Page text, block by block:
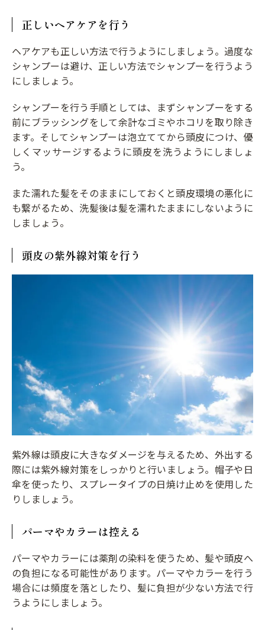
正しいヘアケアを行う
ヘアケアも正しい方法で行うようにしましょう。過度な
シャンプーは避け、正しい方法でシャンプーを行うよう
にしましょう。
シャンプーを行う手順としては、まずシャンプーをする
前にブラッシングをして余計なゴミやホコリを取り除き
ます。そしてシャンプーは泡立ててから頭皮につけ、優
しくマッサージするように頭皮を洗うようにしましょ
う。
また濡れた髪をそのままにしておくと頭皮環境の悪化に
も繋がるため、洗髪後は髪を濡れたままにしないように
しましょう。
頭皮の紫外線対策を行う
紫外線は頭皮に大きなダメージを与えるため、外出する
際には紫外線対策をしっかりと行いましょう。帽子や日
傘を使ったり、スプレータイプの日焼け止めを使用した
りしましょう。
パーマやカラーは控える
パーマやカラーには薬剤の染料を使うため、髪や頭皮へ
の負担になる可能性があります。パーマやカラーを行う
場合には頻度を落としたり、髪に負担が少ない方法で行
うようにしましょう。